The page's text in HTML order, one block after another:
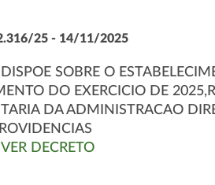
25 - 14/11/2025
SOBRE O
DO EXERCICIO DE
DA ADMINISTRACAO
VER DECRETO